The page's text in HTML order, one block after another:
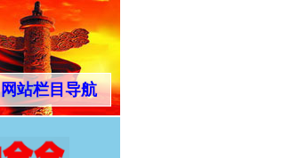
网站栏目导航